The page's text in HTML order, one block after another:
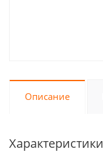
Описание
Характеристики